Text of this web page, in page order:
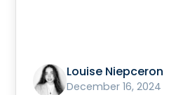
Louise Niepceron
December 16, 2024